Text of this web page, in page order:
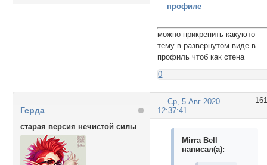
профиле
можно прикрепить какуюто
тему в развернутом виде в
профиль чтоб как стена
0
161
Ср, 5 Авг 2020
12:37:41
Герда
старая версия нечистой силы
Mirra Bell
написал(а):